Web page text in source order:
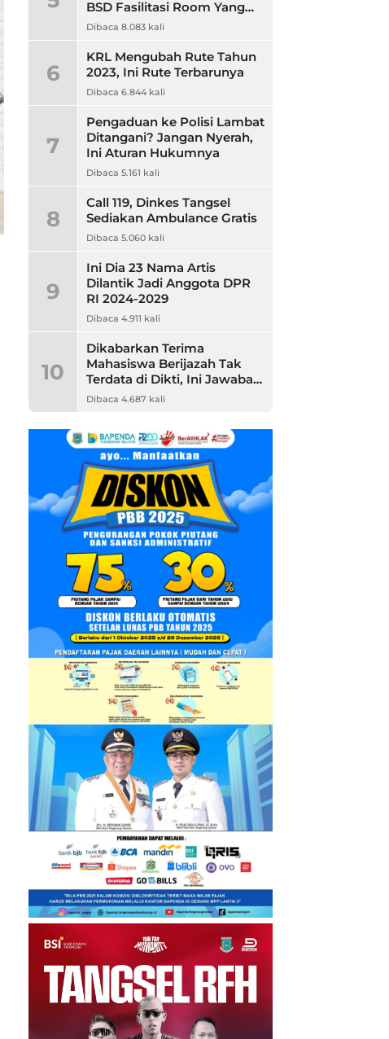
BSD Fasilitasi Room Yang
Nyaman dan Harga
Dibaca 8.083 kali
6
KRL Mengubah Rute Tahun
2023, Ini Rute Terbarunya
Dibaca 6.844 kali
7
Pengaduan ke Polisi Lambat
Ditangani? Jangan Nyerah,
Ini Aturan Hukumnya
Dibaca 5.161 kali
8
Call 119, Dinkes Tangsel
Sediakan Ambulance Gratis
Dibaca 5.060 kali
9
Ini Dia 23 Nama Artis
Dilantik Jadi Anggota DPR
RI 2024-2029
Dibaca 4.911 kali
10
Dikabarkan Terima
Mahasiswa Berijazah Tak
Terdata di Dikti, Ini Jawaban
Unpam
Dibaca 4.687 kali